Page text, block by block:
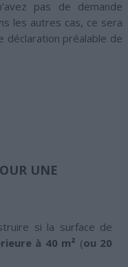
pas de demande
les autres cas, ce sera
déclaration préalable de
UNE
si la surface de
à 40 m² (ou 20